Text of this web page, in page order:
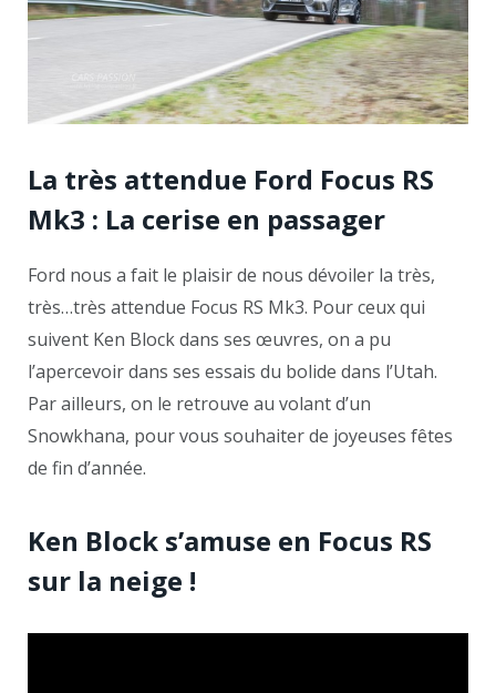
La très attendue Ford Focus RS
Mk3 : La cerise en passager
Ford nous a fait le plaisir de nous dévoiler la très,
très…très attendue Focus RS Mk3. Pour ceux qui
suivent Ken Block dans ses œuvres, on a pu
l’apercevoir dans ses essais du bolide dans l’Utah.
Par ailleurs, on le retrouve au volant d’un
Snowkhana, pour vous souhaiter de joyeuses fêtes
de fin d’année.
Ken Block s’amuse en Focus RS
sur la neige !